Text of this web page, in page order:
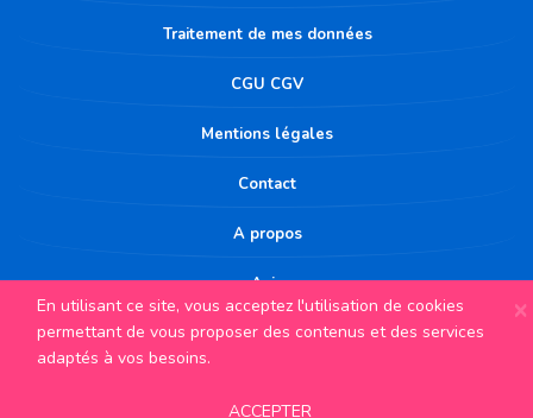
Traitement de mes données
CGU CGV
Mentions légales
Contact
A propos
Avis
© 2023 Tous Droits Réservés https://recuperation-points.fr
×
En utilisant ce site, vous acceptez l'utilisation de cookies
permettant de vous proposer des contenus et des services
adaptés à vos besoins.
ACCEPTER